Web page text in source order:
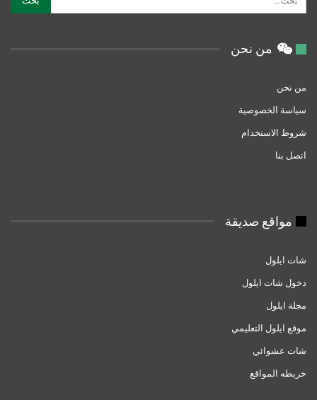
من نحن
من نحن
سياسة الخصوصية
شروط الاستخدام
اتصل بنا
مواقع صديقة
شات ايلول
دخول شات ايلول
مجلة ايلول
موقع ايلول التعليمي
شات عشوائي
خريطه المواقع